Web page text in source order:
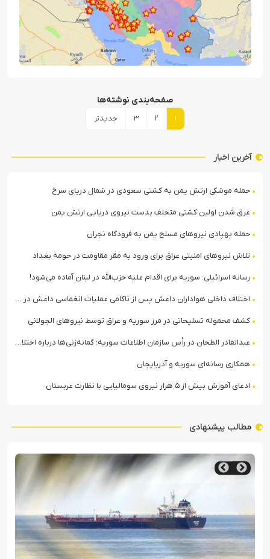
صفحه‌بندی نوشته‌ها
1
2
3 جدیدتر
آخرین اخبار
حمله موشکی ارتش یمن به کشتی سعودی در شمال دریای سرخ
غرق شدن اولین کشتی متخلف بدست نیروی دریایی ارتش یمن
حمله پهپادی نیروهای مسلح یمن به فرودگاه نجران
تلاش نیروهای امنیتی عراق برای ورود به مقر مقاومت در حومه بغداد
رسانه اسرائیلی: سوریه برای اقدام علیه حزب‌الله در لبنان آماده می‌شود!
اختلاف داخلی هواداران داعش پس از ناکامی عملیات انغماسی داعش در رقه
کشف محموله تسلیحاتی در مرز سوریه و عراق توسط نیروهای الجولانی
عبدالقادر الطحان در رأس سازمان اطلاعات سوریه؛ گمانه‌زنی‌ها درباره اختلافات در ساختار امنیتی
همکاری رسانه‌ای سوریه و آذربایجان
ادعای آموزش بیش از ۵ هزار نیروی سومالیایی با نظارت عربستان
مطالب پیشنهادی